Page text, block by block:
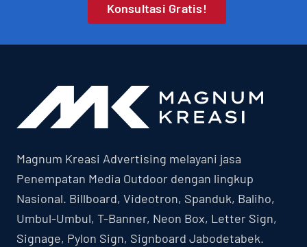
Konsultasi Gratis!
Magnum Kreasi Advertising melayani jasa
Penempatan Media Outdoor dengan lingkup
Nasional. Billboard, Videotron, Spanduk, Baliho,
Umbul-Umbul, T-Banner, Neon Box, Letter Sign,
Signage, Pylon Sign, Signboard Jabodetabek.